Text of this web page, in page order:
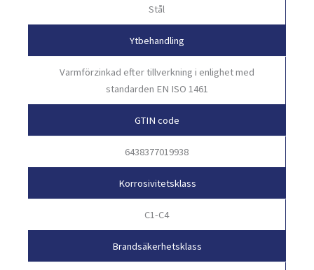
Stål
Ytbehandling
Varmförzinkad efter tillverkning i enlighet med
standarden EN ISO 1461
GTIN code
6438377019938
Korrosivitetsklass
C1-C4
Brandsäkerhetsklass